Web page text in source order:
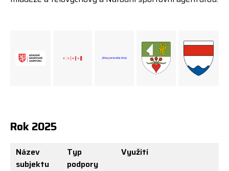
Rok 2025
Název
subjektu
Typ
podpory
Využití